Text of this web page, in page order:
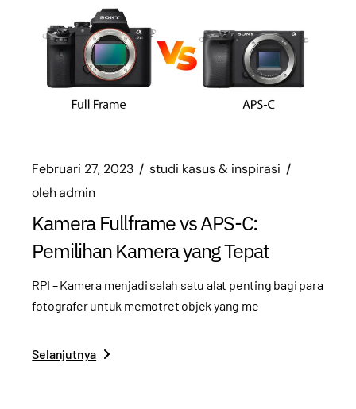
Februari 27, 2023
studi kasus & inspirasi
olehadmin
Kamera Fullframe vs APS-C:
Pemilihan Kamera yang Tepat
RPI – Kamera menjadi salah satu alat penting bagi para
fotografer untuk memotret objek yang me
Selanjutnya